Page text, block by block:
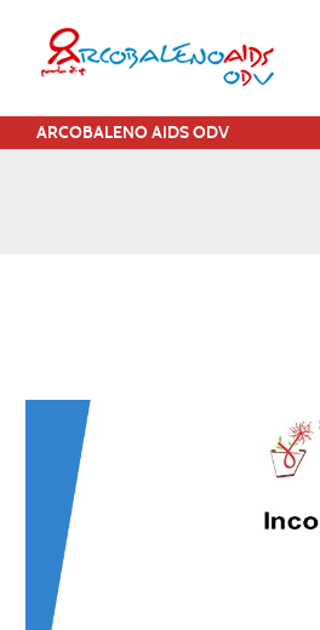
ARCOBALENO AIDS ODV